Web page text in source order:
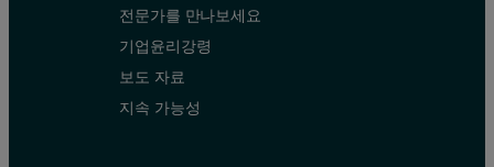
전문가를 만나보세요
기업윤리강령
보도 자료
지속 가능성